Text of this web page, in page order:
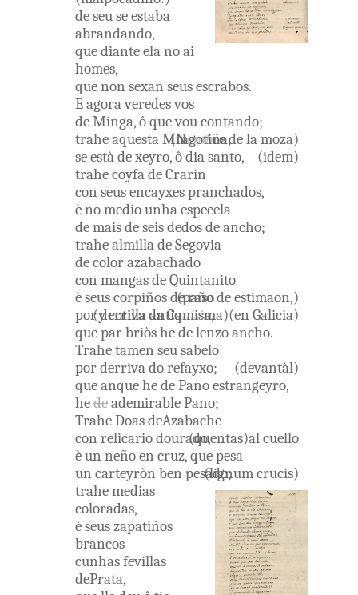
deseuseestaba
abrandando,
quedianteelano ai
homes,
quenon sexan seusescrabos.
Eagoraveredesvos
deMinga,ôquevoucontando;
(Nombredelamoza)
traheaquestaMingotiña,
(idem)
seestàdexeyro,ôdiasanto,
trahecoyfadeCrarin
con seusencayxespranchados,
ènomediounhaespecela
demaisdeseisdedosdeancho;
trahealmilladeSegovia
decolorazabachado
con mangasdeQuintanito
(pañodeestimaon,)
èseuscorpiñosderaso
(ycotillaantiquísima)(en Galicia)
porderrivadaCamisa,
quepar briòshedelenzoancho.
Trahetamen seusabelo
(devantàl)
porderrivadorefayxo;
queanquehedePanoestrangeyro,
hedeademirablePano;
TraheDoasdeAzabache
(quentas)alcuello
con relicariodourado,
èun neñoen cruz,quepesa
(lignumcrucis)
un carteyròn ben pesado;
trahemedias
coloradas,
èseuszapatiños
brancos
cunhasfevillas
dePrata,